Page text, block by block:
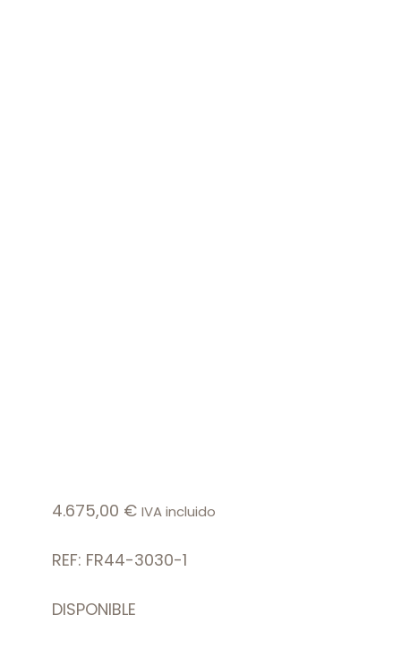
4.675,00 € IVA incluido
REF: FR44-3030-1
DISPONIBLE